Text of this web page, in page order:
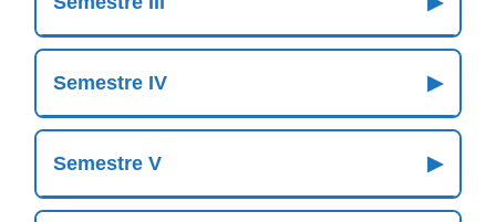
Semestre IV ▶
Semestre V ▶